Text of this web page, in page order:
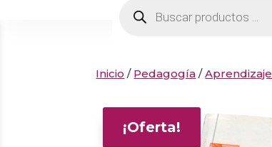
productos
Inicio / Pedagogía /Aprendizaje
¡Oferta!